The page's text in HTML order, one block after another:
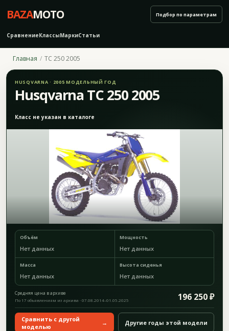
BAZAMOTO
СравнениеКлассыМаркиСтатьи
Подбор по параметрам
Главная TC 250 2005
HUSQVARNA · 2005 МОДЕЛЬНЫЙ ГОД
Husqvarna TC 250 2005
Класс не указан в каталоге
Объём
Нет данных
Мощность
Нет данных
Масса
Нет данных
Высота сиденья
Нет данных
Средняя цена в архиве 196 250 ₽
По 17 объявлениям из архива · 07.08.2014–01.05.2025
Сравнить с другой
моделью
→ Другие годы этой модели